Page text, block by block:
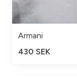
Armani
430 SEK